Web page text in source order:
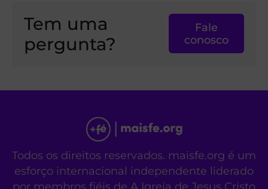
Tem uma
pergunta?
Fale
conosco
Todos os direitos reservados. maisfe.org é um
esforço internacional independente liderado
por membros fiéis de A Igreja de Jesus Cristo